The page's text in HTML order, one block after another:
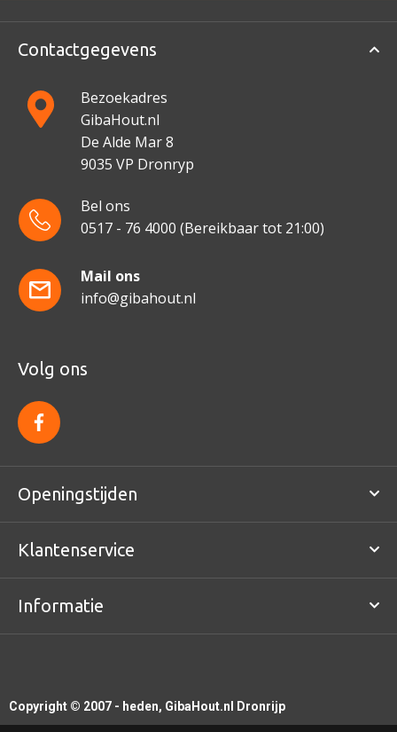
Contactgegevens
Bezoekadres
GibaHout.nl
De Alde Mar 8
9035 VP Dronryp
Bel ons
0517 - 76 4000 (Bereikbaar tot 21:00)
Mail ons
info@gibahout.nl
Volg ons
f
a
c
e
o
o
Openingstijden
Klantenservice
Informatie
Copyright © 2007 - heden, GibaHout.nl Dronrijp